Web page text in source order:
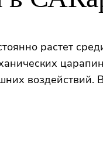
растет
воздействий.